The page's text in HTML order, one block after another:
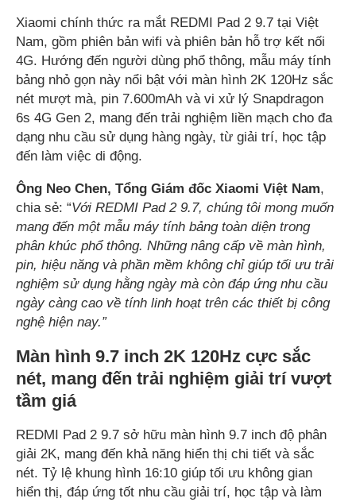
Xiaomi chính thức ra mắt REDMI Pad 2 9.7 tại Việt
Nam, gồm phiên bản wifi và phiên bản hỗ trợ kết nối
4G. Hướng đến người dùng phổ thông, mẫu máy tính
bảng nhỏ gọn này nổi bật với màn hình 2K 120Hz sắc
nét mượt mà, pin 7.600mAh và vi xử lý Snapdragon
6s 4G Gen 2, mang đến trải nghiệm liền mạch cho đa
dạng nhu cầu sử dụng hàng ngày, từ giải trí, học tập
đến làm việc di động.
Ông Neo Chen, Tổng Giám đốc Xiaomi Việt Nam,
chia sẻ: “Với REDMI Pad 2 9.7, chúng tôi mong muốn
mang đến một mẫu máy tính bảng toàn diện trong
phân khúc phổ thông. Những nâng cấp về màn hình,
pin, hiệu năng và phần mềm không chỉ giúp tối ưu trải
nghiệm sử dụng hằng ngày mà còn đáp ứng nhu cầu
ngày càng cao về tính linh hoạt trên các thiết bị công
nghệ hiện nay.”
Màn hình 9.7 inch 2K 120Hz cực sắc
nét, mang đến trải nghiệm giải trí vượt
tầm giá
REDMI Pad 2 9.7 sở hữu màn hình 9.7 inch độ phân
giải 2K, mang đến khả năng hiển thị chi tiết và sắc
nét. Tỷ lệ khung hình 16:10 giúp tối ưu không gian
hiển thị, đáp ứng tốt nhu cầu giải trí, học tập và làm